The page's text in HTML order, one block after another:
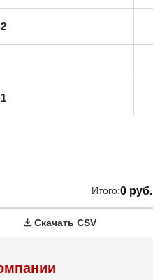
Итого:0 руб.
Скачать CSV